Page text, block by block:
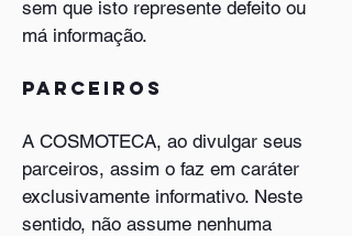
sem que isto represente defeito ou
má informação.
Parceiros
A COSMOTECA, ao divulgar seus
parceiros, assim o faz em caráter
exclusivamente informativo. Neste
sentido, não assume nenhuma